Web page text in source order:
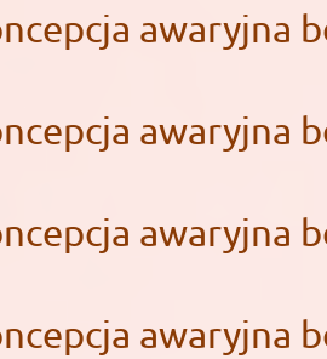
awaryjna
awaryjna
awaryjna
awaryjna